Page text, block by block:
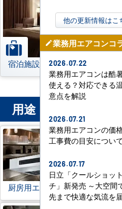
宿泊施設
用途 から業務用
厨房用エアコン
他の更新情報はこ
mode_edit業務用エアコンコ
2026.07.22
業務用エアコンは酷
使える？対応できる
意点を解説
2026.07.21
業務用エアコンの価
工事費の目安について
2026.07.17
日立「クールショッ
チ」新発売 ～大空間
先まで快適な気流を